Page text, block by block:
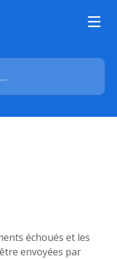
échoués et les
envoyées par